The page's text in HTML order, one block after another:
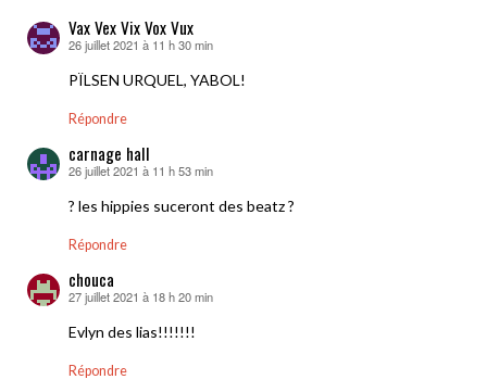
Vax Vex Vix Vox Vux
dit :
26 juillet 2021 à 11 h 30 min
PÏLSEN URQUEL, YABOL!
Répondre
carnage hall
dit :
26 juillet 2021 à 11 h 53 min
? les hippies suceront des beatz ?
Répondre
chouca
dit :
27 juillet 2021 à 18 h 20 min
Evlyn des lias!!!!!!!
Répondre